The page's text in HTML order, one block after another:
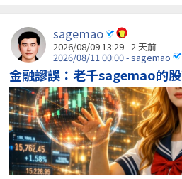
sagemao
2026/08/09 13:29 - 2 天前
2026/08/11 00:00 - sagemao
金融謬誤：老千sagemao的